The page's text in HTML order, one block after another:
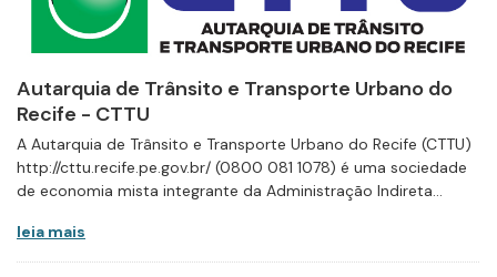
Autarquia de Trânsito e Transporte Urbano do
Recife - CTTU
A Autarquia de Trânsito e Transporte Urbano do Recife (CTTU)
http://cttu.recife.pe.gov.br/ (0800 081 1078) é uma sociedade
de economia mista integrante da Administração Indireta...
leia mais